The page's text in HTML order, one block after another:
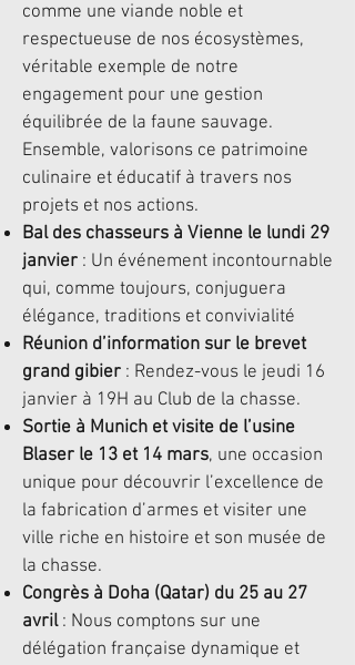
comme une viande noble et
respectueuse de nos écosystèmes,
véritable exemple de notre
engagement pour une gestion
équilibrée de la faune sauvage.
Ensemble, valorisons ce patrimoine
culinaire et éducatif à travers nos
projets et nos actions.
Bal des chasseurs à Vienne le lundi 29
janvier : Un événement incontournable
qui, comme toujours, conjuguera
élégance, traditions et convivialité
Réunion d’information sur le brevet
grand gibier : Rendez-vous le jeudi 16
janvier à 19H au Club de la chasse.
Sortie à Munich et visite de l’usine
Blaser le 13 et 14 mars, une occasion
unique pour découvrir l’excellence de
la fabrication d’armes et visiter une
ville riche en histoire et son musée de
la chasse.
Congrès à Doha (Qatar) du 25 au 27
avril : Nous comptons sur une
délégation française dynamique et